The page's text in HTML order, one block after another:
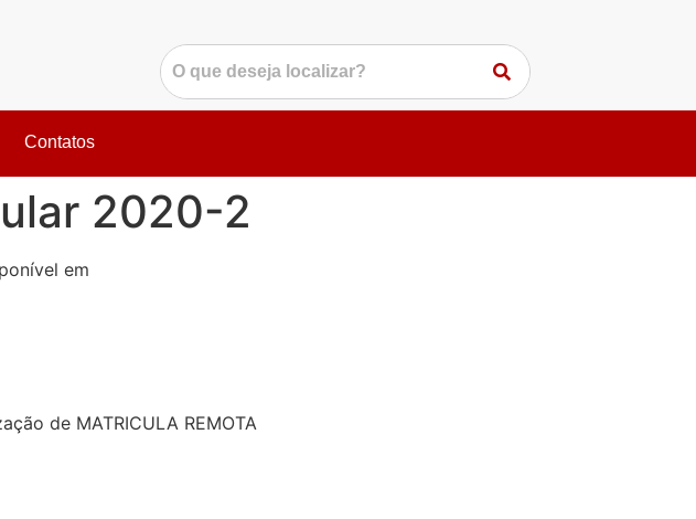
Contatos
2020-2
em
de MATRICULA REMOTA